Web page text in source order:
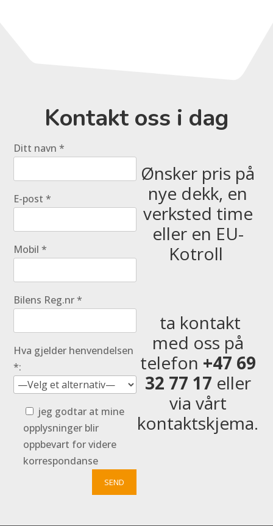
Kontakt oss i dag
Ditt navn *
E-post *
Mobil *
Bilens Reg.nr *
Hva gjelder henvendelsen
*:
jeg godtar at mine
opplysninger blir
oppbevart for videre
korrespondanse
Ønsker pris på
nye dekk, en
verksted time
eller en EU-
Kotroll
ta kontakt
med oss på
telefon +47 69
32 77 17 eller
via vårt
kontaktskjema.